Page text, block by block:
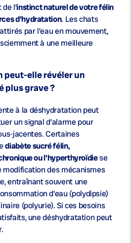
l’instinct naturel de votre félin
d’hydratation. Les chats
par l’eau en mouvement,
à une meilleure
peut-elle révéler un
plus grave ?
à la déshydratation peut
un signal d’alarme pour
jacentes. Certaines
diabète sucré félin,
ou l’hyperthyroïdiese
des mécanismes
entraînant souvent une
d’eau (polydipsie)
(polyurie). Si ces besoins
une déshydratation peut